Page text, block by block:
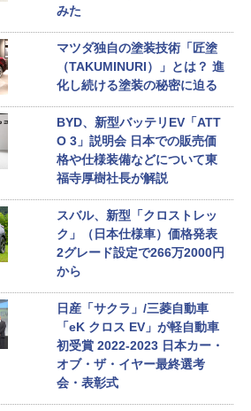
みた
マツダ独自の塗装技術「匠塗
（TAKUMINURI）」とは？ 進
化し続ける塗装の秘密に迫る
BYD、新型バッテリEV「ATT
O 3」説明会 日本での販売価
格や仕様装備などについて東
福寺厚樹社長が解説
スバル、新型「クロストレッ
ク」（日本仕様車）価格発表
2グレード設定で266万2000円
から
日産「サクラ」/三菱自動車
「eK クロス EV」が軽自動車
初受賞 2022-2023 日本カー・
オブ・ザ・イヤー最終選考
会・表彰式